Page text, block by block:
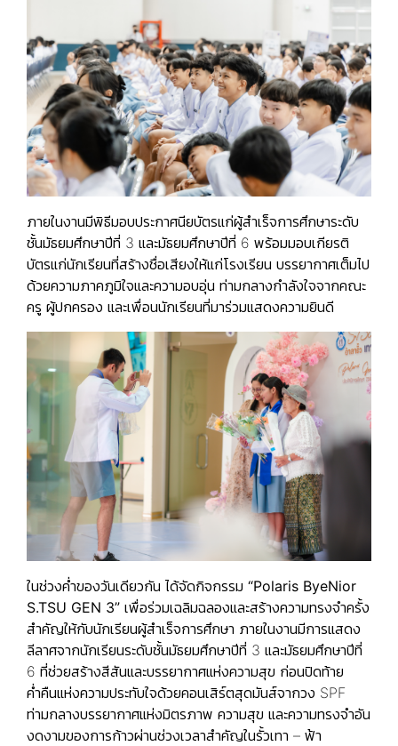
ภายในงานมีพิธีมอบประกาศนียบัตรแก่ผู้สำเร็จการศึกษาระดับ
ชั้นมัธยมศึกษาปีที่ 3 และมัธยมศึกษาปีที่ 6 พร้อมมอบเกียรติ
บัตรแก่นักเรียนที่สร้างชื่อเสียงให้แก่โรงเรียน บรรยากาศเต็มไป
ด้วยความภาคภูมิใจและความอบอุ่น ท่ามกลางกำลังใจจากคณะ
ครู ผู้ปกครอง และเพื่อนนักเรียนที่มาร่วมแสดงความยินดี
ในช่วงค่ำของวันเดียวกัน ได้จัดกิจกรรม “Polaris ByeNior
S.TSU GEN 3” เพื่อร่วมเฉลิมฉลองและสร้างความทรงจำครั้ง
สำคัญให้กับนักเรียนผู้สำเร็จการศึกษา ภายในงานมีการแสดง
ลีลาศจากนักเรียนระดับชั้นมัธยมศึกษาปีที่ 3 และมัธยมศึกษาปีที่
6 ที่ช่วยสร้างสีสันและบรรยากาศแห่งความสุข ก่อนปิดท้าย
ค่ำคืนแห่งความประทับใจด้วยคอนเสิร์ตสุดมันส์จากวง SPF
ท่ามกลางบรรยากาศแห่งมิตรภาพ ความสุข และความทรงจำอัน
งดงามของการก้าวผ่านช่วงเวลาสำคัญในรั้วเทา – ฟ้า